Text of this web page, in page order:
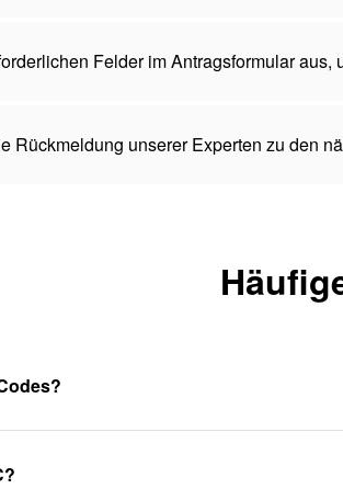
Felder im Antragsformular aus,
Rückmeldung unserer Experten zu den